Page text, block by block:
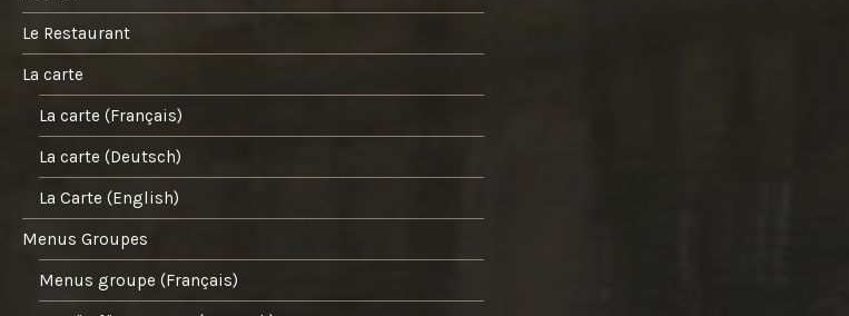
Le Restaurant
La carte
La carte (Français)
La carte (Deutsch)
La Carte (English)
Menus Groupes
Menus groupe (Français)